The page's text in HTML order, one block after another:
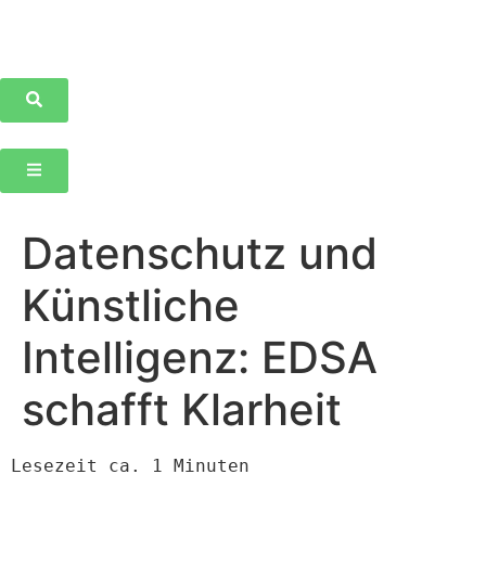
Datenschutz und
Künstliche
Intelligenz: EDSA
schafft Klarheit
Lesezeit ca. 1 Minuten